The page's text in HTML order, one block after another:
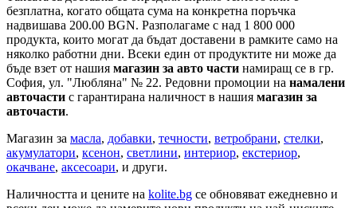
безплатна, когато общата сума на конкретна поръчка
надвишава 200.00 BGN. Разполагаме с над 1 800 000
продукта, които могат да бъдат доставени в рамките само на
няколко работни дни. Всеки един от продуктите ни може да
бъде взет от нашия магазин за авто части намиращ се в гр.
София, ул. "Любляна" № 22. Редовни промоции на намалени
авточасти с гарантирана наличност в нашия магазин за
авточасти.
Магазин за масла, добавки, течности, ветробрани, стелки,
акумулатори, ксенон, светлини, интериор, екстериор,
окачване, аксесоари, и други.
Наличността и цените на kolite.bg се обновяват ежедневно и